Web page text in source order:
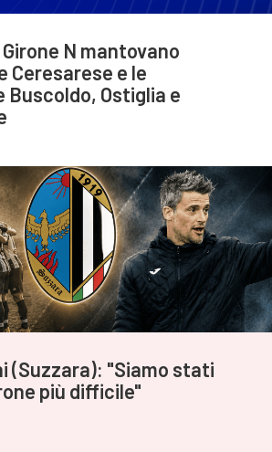
N mantovano
Ceresarese e le
Buscoldo, Ostiglia e
(Suzzara): "Siamo stati
più difficile"